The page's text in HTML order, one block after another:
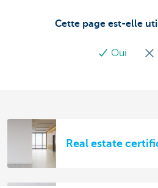
Cette page est-elle
Oui
Real estate